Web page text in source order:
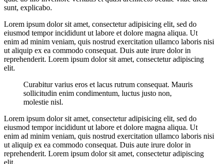
sunt, explicabo.
Lorem ipsum dolor sit amet, consectetur adipisicing elit, sed do
eiusmod tempor incididunt ut labore et dolore magna aliqua. Ut
enim ad minim veniam, quis nostrud exercitation ullamco laboris nisi
ut aliquip ex ea commodo consequat. Duis aute irure dolor in
reprehenderit. Lorem ipsum dolor sit amet, consectetur adipiscing
elit.
Curabitur varius eros et lacus rutrum consequat. Mauris
sollicitudin enim condimentum, luctus justo non,
molestie nisl.
Lorem ipsum dolor sit amet, consectetur adipisicing elit, sed do
eiusmod tempor incididunt ut labore et dolore magna aliqua. Ut
enim ad minim veniam, quis nostrud exercitation ullamco laboris nisi
ut aliquip ex ea commodo consequat. Duis aute irure dolor in
reprehenderit. Lorem ipsum dolor sit amet, consectetur adipiscing